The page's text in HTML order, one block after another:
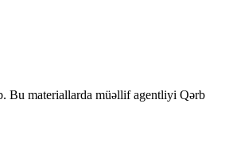
Bu materiallarda müəllif agentliyi Qərb